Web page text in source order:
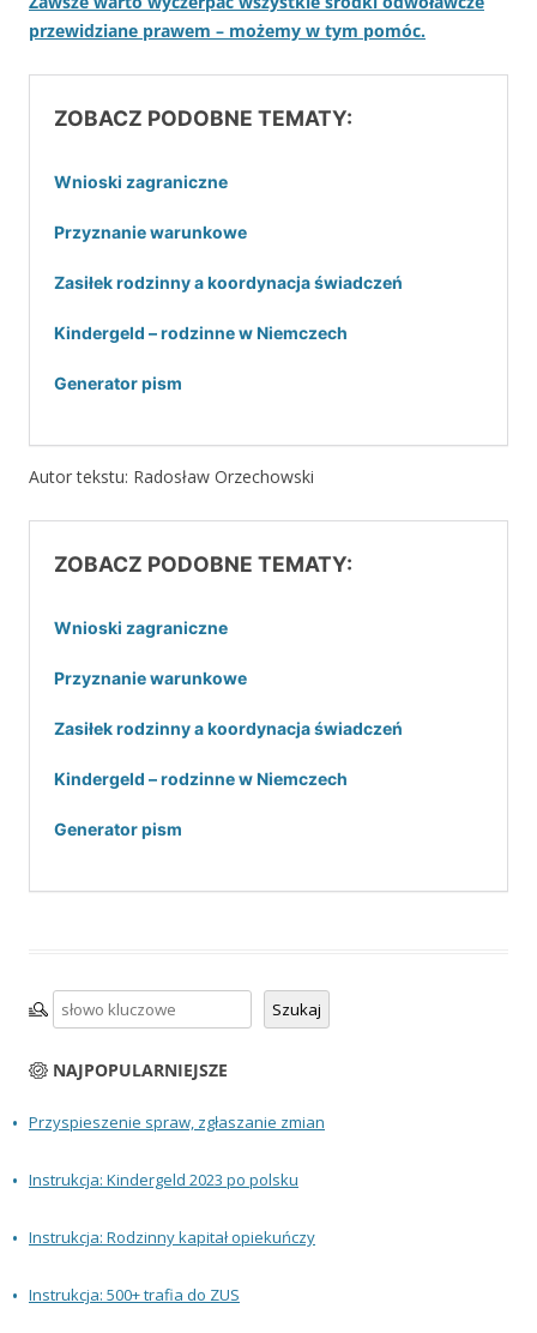
przewidziane prawem – możemy w tym pomóc.
ZOBACZ PODOBNE TEMATY:
Wnioski zagraniczne
Przyznanie warunkowe
Zasiłek rodzinny a koordynacja świadczeń
Kindergeld – rodzinne w Niemczech
Generator pism
Autor tekstu: Radosław Orzechowski
ZOBACZ PODOBNE TEMATY:
Wnioski zagraniczne
Przyznanie warunkowe
Zasiłek rodzinny a koordynacja świadczeń
Kindergeld – rodzinne w Niemczech
Generator pism
Szukaj Szukaj
NAJPOPULARNIEJSZE
Przyspieszenie spraw, zgłaszanie zmian
Instrukcja: Kindergeld 2023 po polsku
Instrukcja: Rodzinny kapitał opiekuńczy
Instrukcja: 500+ trafia do ZUS